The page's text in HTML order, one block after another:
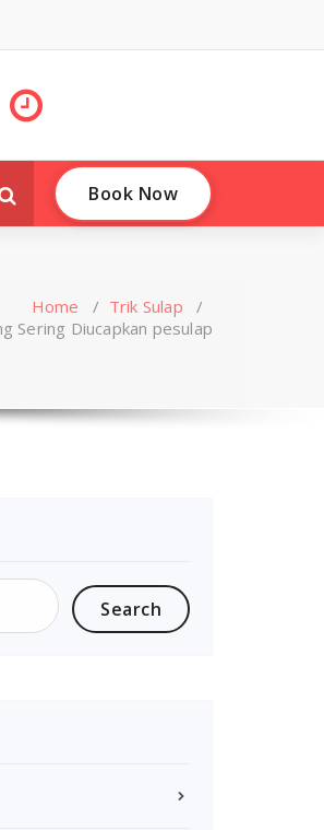
Book Now
Home / Trik Sulap /
Sering Diucapkan pesulap